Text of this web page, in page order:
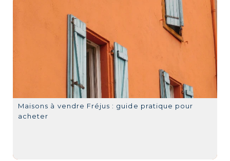
Maisons à vendre Fréjus : guide pratique pour
acheter